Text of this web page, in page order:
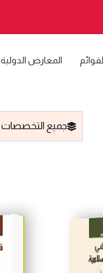
المعارض الدولية
جميع التخصصات